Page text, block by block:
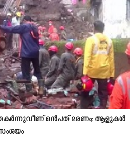
തകർന്നുവീണ് ഒൻപത് മരണം; ആളുകൾ